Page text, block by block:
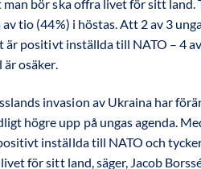
man bör ska offra livet för sitt
av tio (44%) i höstas. Att 2 av 3
är positivt inställda till NATO – 4
osäker.
invasion av Ukraina har
högre upp på ungas agenda.
inställda till NATO och
för sitt land, säger, Jacob